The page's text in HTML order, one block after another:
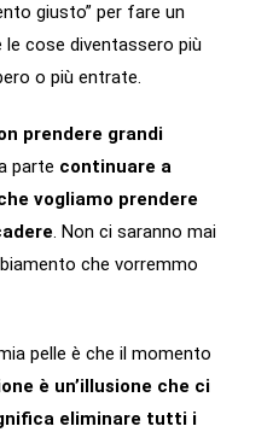
giusto” per fare un
cose diventassero più
o più entrate.
prendere grandi
parte continuare a
vogliamo prendere
. Non ci saranno mai
che vorremmo
pelle è che il momento
è un’illusione che ci
eliminare tutti i